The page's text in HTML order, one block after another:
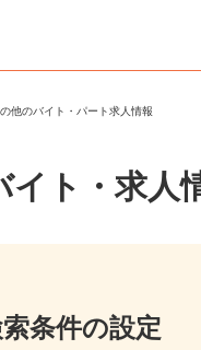
の他のバイト・パート求人情報
イト・求人
索条件の設定